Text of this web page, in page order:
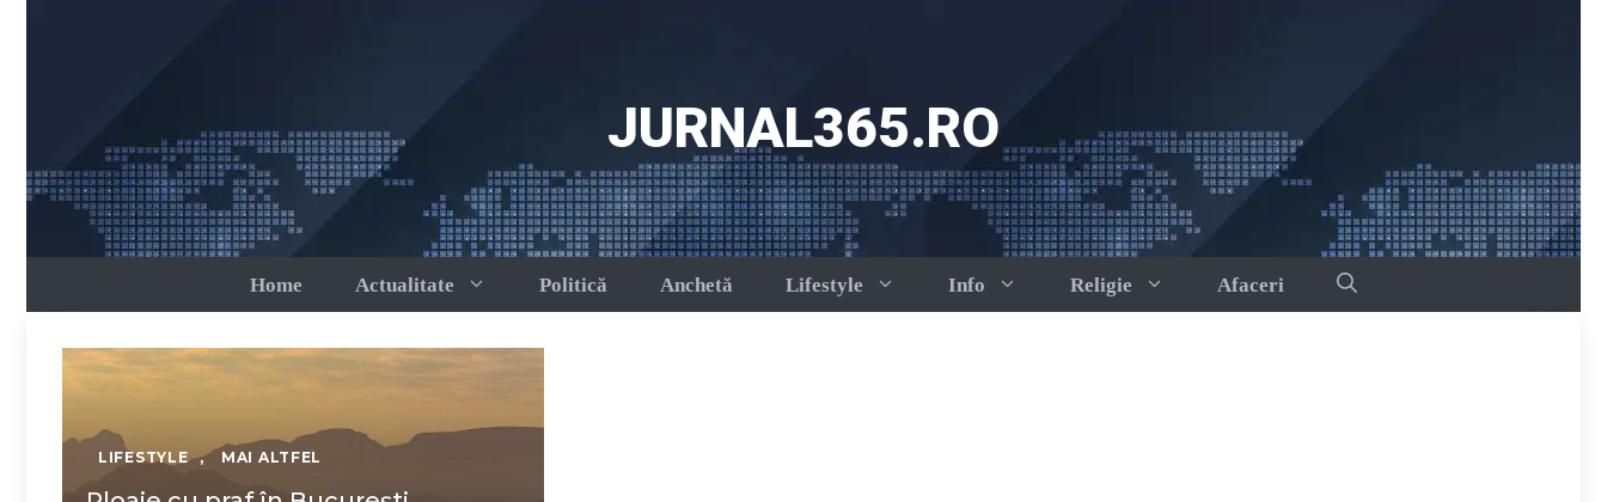
JURNAL365.RO
Home Actualitate Politică Anchetă Lifestyle Info Religie Afaceri
LIFESTYLE , MAI ALTFEL